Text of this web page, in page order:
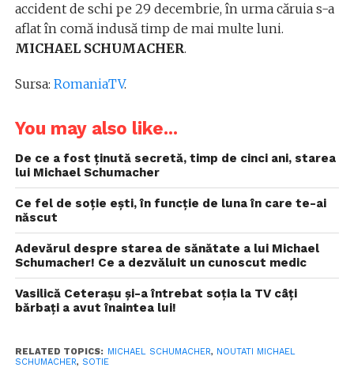
accident de schi pe 29 decembrie, în urma căruia s-a
aflat în comă indusă timp de mai multe luni.
MICHAEL SCHUMACHER.
Sursa: RomaniaTV.
You may also like...
De ce a fost ținută secretă, timp de cinci ani, starea
lui Michael Schumacher
Ce fel de soție ești, în funcție de luna în care te-ai
născut
Adevărul despre starea de sănătate a lui Michael
Schumacher! Ce a dezvăluit un cunoscut medic
Vasilică Ceteraşu și-a întrebat soția la TV câți
bărbați a avut înaintea lui!
RELATED TOPICS: MICHAEL SCHUMACHER, NOUTATI MICHAEL
SCHUMACHER, SOTIE